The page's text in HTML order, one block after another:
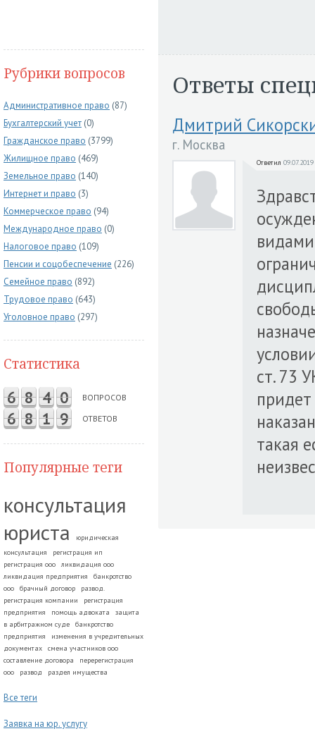
Рубрики вопросов
Административное право (87)
Бухгалтерский учет (0)
Гражданское право (3799)
Жилищное право (469)
Земельное право (140)
Интернет и право (3)
Коммерческое право (94)
Международное право (0)
Налоговое право (109)
Пенсии и соцобеспечение (226)
Семейное право (892)
Трудовое право (643)
Уголовное право (297)
Статистика
6 8 4 0 ВОПРОСОВ
6 8 1 9 ОТВЕТОВ
Популярные теги
консультация
юриста
юридическая
консультация
регистрация ип
регистрация ооо
ликвидация ооо
ликвидация предприятия
банкротство
ооо
брачный договор
развод.
регистрация компании
регистрация
предприятия
помощь адвоката
защита
в арбитражном суде
банкротство
предприятия
изменения в учредительных
документах
смена участников ооо
составление договора
перерегистрация
ооо
развод раздел имущества
Все теги
Заявка на юр. услугу
Ответы
Дмитрий
г. Москва
Ответил
ст. 73
такая